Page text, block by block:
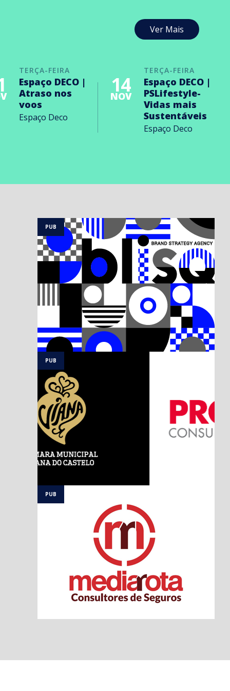
Ver Mais
TERÇA-FEIRA
Espaço DECO |
Atraso nos
voos
Espaço Deco
TERÇA-FEIRA
14
NOV
Espaço DECO |
PSLifestyle-
Vidas mais
Sustentáveis
Espaço Deco